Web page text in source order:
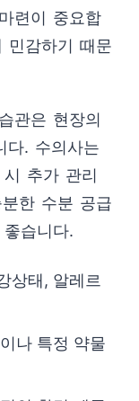
련이 중요합
민감하기 때문
관은 현장의
다. 수의사는
추가 관리
한 수분 공급
습니다.
상태, 알레르
나 특정 약물